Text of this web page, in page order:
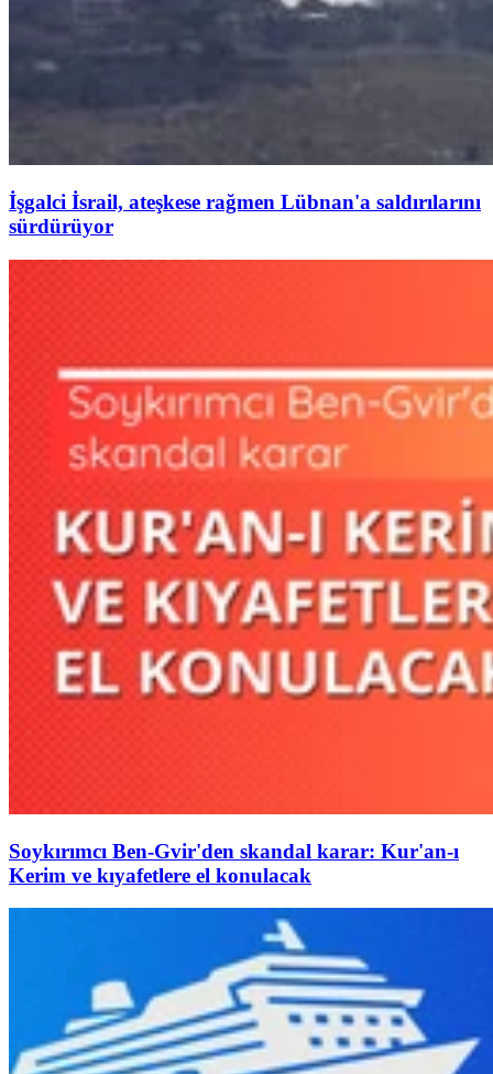
İşgalci İsrail, ateşkese rağmen Lübnan'a saldırılarını
sürdürüyor
Soykırımcı Ben-Gvir'den skandal karar: Kur'an-ı
Kerim ve kıyafetlere el konulacak